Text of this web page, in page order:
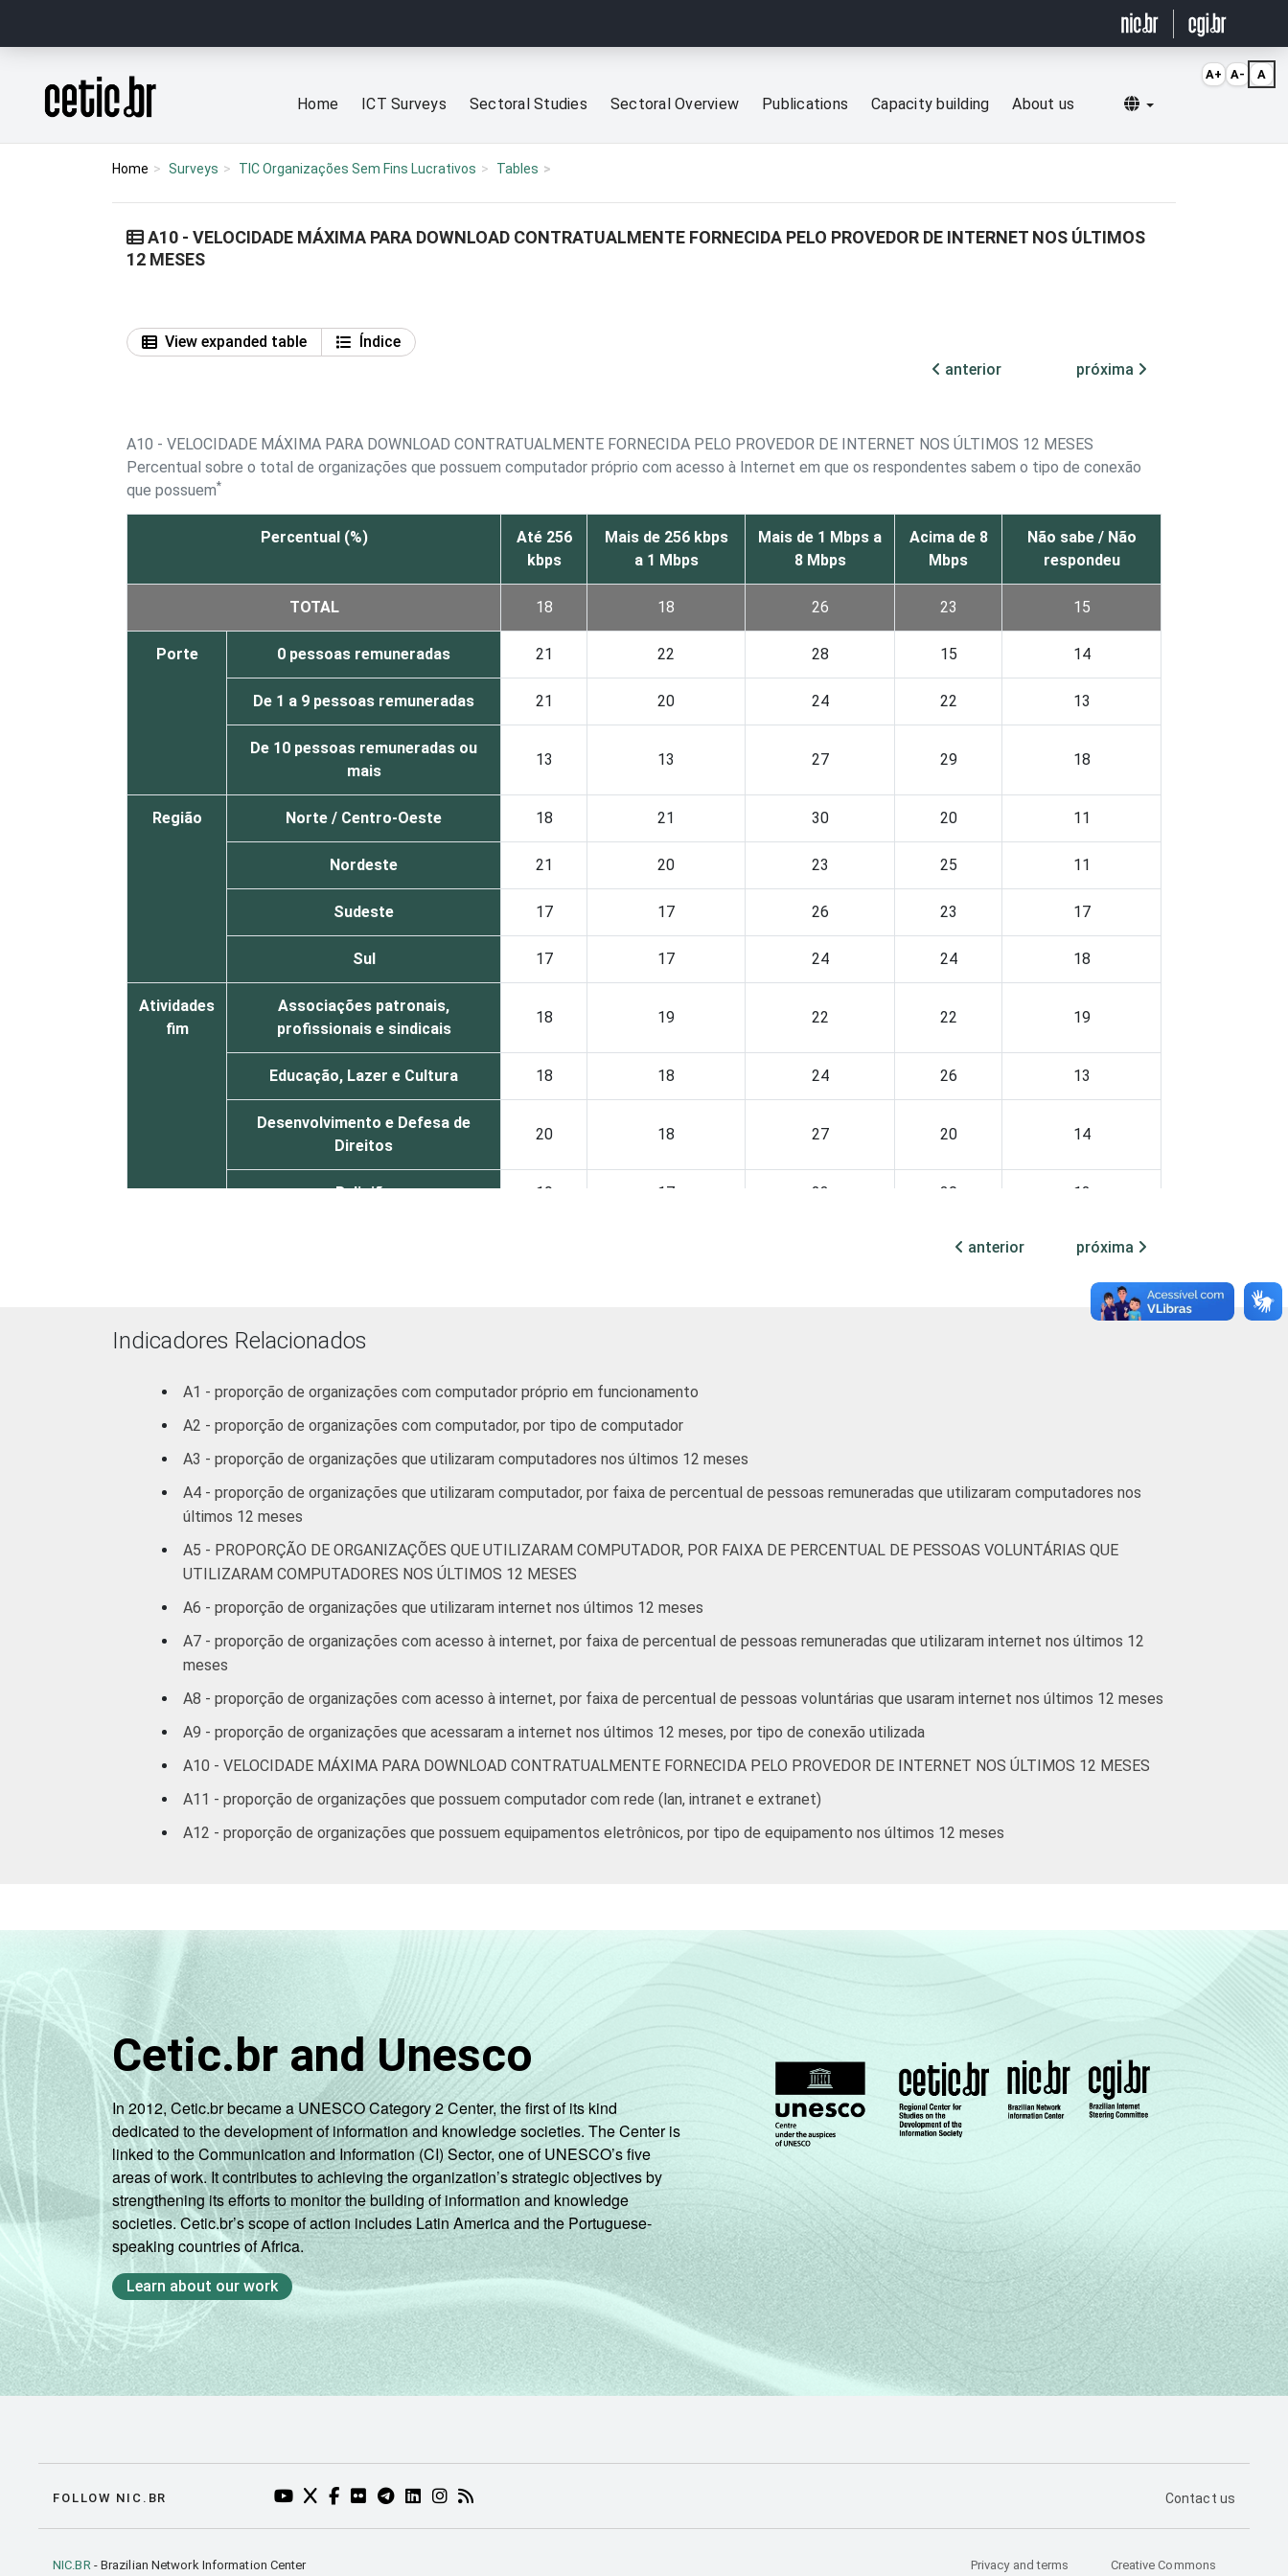
Página inicial
Home ICT Surveys Sectoral Studies Sectoral Overview Publications Capacity building About us Selecionar idioma
Home Surveys TIC Organizações Sem Fins Lucrativos Tables
A10 - VELOCIDADE MÁXIMA PARA DOWNLOAD CONTRATUALMENTE FORNECIDA PELO PROVEDOR DE INTERNET NOS ÚLTIMOS
12 MESES
View expanded table
Índice
anterior
próxima
A10 - VELOCIDADE MÁXIMA PARA DOWNLOAD CONTRATUALMENTE FORNECIDA PELO PROVEDOR DE INTERNET NOS ÚLTIMOS 12 MESES
Percentual sobre o total de organizações que possuem computador próprio com acesso à Internet em que os respondentes sabem o tipo de conexão
que possuem*
Percentual (%)
Até 256
kbps
Mais de 256 kbps
a 1 Mbps
Mais de 1 Mbps a
8 Mbps
Acima de 8
Mbps
Não sabe / Não
respondeu
TOTAL 18 18 26 23 15
Porte 0 pessoas remuneradas 21 22 28 15 14
De 1 a 9 pessoas remuneradas 21 20 24 22 13
De 10 pessoas remuneradas ou
mais
13 13 27 29 18
Região Norte / Centro-Oeste 18 21 30 20 11
Nordeste 21 20 23 25 11
Sudeste 17 17 26 23 17
Sul 17 17 24 24 18
Atividades
fim
Associações patronais,
profissionais e sindicais
18 19 22 22 19
Educação, Lazer e Cultura 18 18 24 26 13
Desenvolvimento e Defesa de
Direitos
20 18 27 20 14
Religião 19 17 23 30 12
20
* Base: 1.959 organizações sem fins lucrativos que declararam possuir computador e que acessaram a Internet. Dados coletados entre
anterior próxima
Indicadores Relacionados
A1 - proporção de organizações com computador próprio em funcionamento
A2 - proporção de organizações com computador, por tipo de computador
A3 - proporção de organizações que utilizaram computadores nos últimos 12 meses
A4 - proporção de organizações que utilizaram computador, por faixa de percentual de pessoas remuneradas que utilizaram computadores nos
últimos 12 meses
A5 - PROPORÇÃO DE ORGANIZAÇÕES QUE UTILIZARAM COMPUTADOR, POR FAIXA DE PERCENTUAL DE PESSOAS VOLUNTÁRIAS QUE
UTILIZARAM COMPUTADORES NOS ÚLTIMOS 12 MESES
A6 - proporção de organizações que utilizaram internet nos últimos 12 meses
A7 - proporção de organizações com acesso à internet, por faixa de percentual de pessoas remuneradas que utilizaram internet nos últimos 12
meses
A8 - proporção de organizações com acesso à internet, por faixa de percentual de pessoas voluntárias que usaram internet nos últimos 12 meses
A9 - proporção de organizações que acessaram a internet nos últimos 12 meses, por tipo de conexão utilizada
A10 - VELOCIDADE MÁXIMA PARA DOWNLOAD CONTRATUALMENTE FORNECIDA PELO PROVEDOR DE INTERNET NOS ÚLTIMOS 12 MESES
A11 - proporção de organizações que possuem computador com rede (lan, intranet e extranet)
A12 - proporção de organizações que possuem equipamentos eletrônicos, por tipo de equipamento nos últimos 12 meses
Cetic.br and Unesco
In 2012, Cetic.br became a UNESCO Category 2 Center, the first of its kind
dedicated to the development of information and knowledge societies. The Center is
linked to the Communication and Information (CI) Sector, one of UNESCO’s five
areas of work. It contributes to achieving the organization’s strategic objectives by
strengthening its efforts to monitor the building of information and knowledge
societies. Cetic.br’s scope of action includes Latin America and the Portuguese-
speaking countries of Africa.
Learn about our work
FOLLOW NIC.BR YOUTUBE DO NIC.BR (ABRE EM NOVA ABA)
TWITTER DO NIC.BR (ABRE EM NOVA ABA)
FACEBOOK DO NIC.BR (ABRE EM NOVA ABA)
FLICKR DO NIC.BR (ABRE EM NOVA ABA)
TELEGRAM DO NIC.BR (ABRE EM NOVA ABA)
LINKEDIN DO NIC.BR (ABRE EM NOVA ABA)
INSTAGRAM DO NIC.BR (ABRE EM NOVA ABA)
RSS DO NIC.BR (ABRE EM NOVA ABA) PÁGINA DE
Contact us
NIC.BR- Brazilian Network Information Center Privacy and terms Creative Commons
A+ A- A